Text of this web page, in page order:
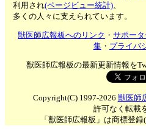
利用され(ページビュー統計)、
多くの人々に支えられています。
獣医師広報板へのリンク ・サポー
集・ プライバ
獣医師広報板の最新更新情報を
Copyright(C) 1997-2026 獣医師
許可なく転載
「獣医師広報板」は商標登